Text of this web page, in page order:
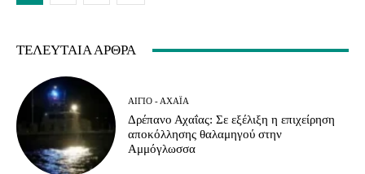
ΤΕΛΕΥΤΑΊΑ ΆΡΘΡΑ
ΑΊΓΙΟ - ΑΧΑΪ́Α
Δρέπανο Αχαΐας: Σε εξέλιξη η επιχείρηση
αποκόλλησης θαλαμηγού στην
Αμμόγλωσσα